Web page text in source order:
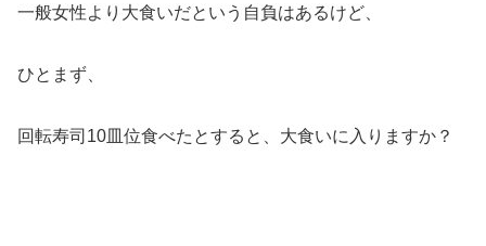
一般女性より大食いだという自負はあるけど、
ひとまず、
回転寿司10皿位食べたとすると、大食いに入りますか？